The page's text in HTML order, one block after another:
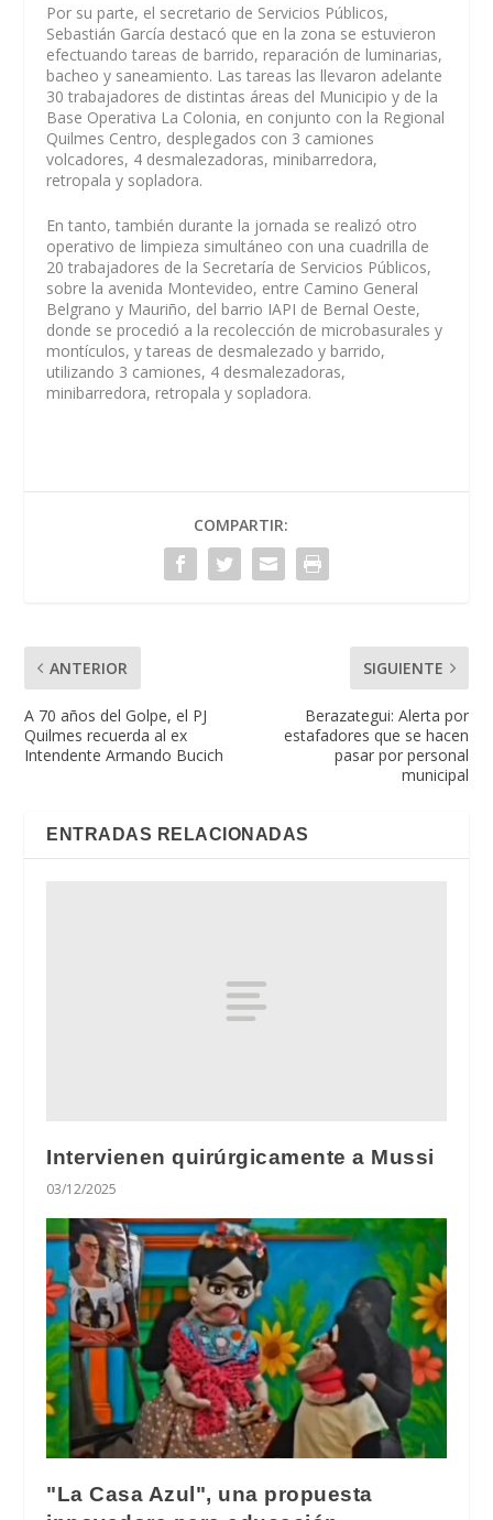
Por su parte, el secretario de Servicios Públicos,
Sebastián García destacó que en la zona se estuvieron
efectuando tareas de barrido, reparación de luminarias,
bacheo y saneamiento. Las tareas las llevaron adelante
30 trabajadores de distintas áreas del Municipio y de la
Base Operativa La Colonia, en conjunto con la Regional
Quilmes Centro, desplegados con 3 camiones
volcadores, 4 desmalezadoras, minibarredora,
retropala y sopladora.
En tanto, también durante la jornada se realizó otro
operativo de limpieza simultáneo con una cuadrilla de
20 trabajadores de la Secretaría de Servicios Públicos,
sobre la avenida Montevideo, entre Camino General
Belgrano y Mauriño, del barrio IAPI de Bernal Oeste,
donde se procedió a la recolección de microbasurales y
montículos, y tareas de desmalezado y barrido,
utilizando 3 camiones, 4 desmalezadoras,
minibarredora, retropala y sopladora.
COMPARTIR:
ANTERIOR
A 70 años del Golpe, el PJ
Quilmes recuerda al ex
Intendente Armando Bucich
SIGUIENTE
Berazategui: Alerta por
estafadores que se hacen
pasar por personal
municipal
ENTRADAS RELACIONADAS
Intervienen quirúrgicamente a Mussi
03/12/2025
"La Casa Azul", una propuesta